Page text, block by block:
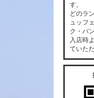
す。
どのラ
ュッフ
ク・パ
入店時
ていた